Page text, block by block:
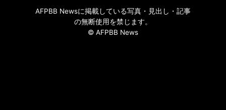
AFPBB Newsに掲載している写真・見出し・記事
の無断使用を禁じます。
© AFPBB News